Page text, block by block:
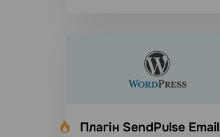
Плагін SendPulse Email